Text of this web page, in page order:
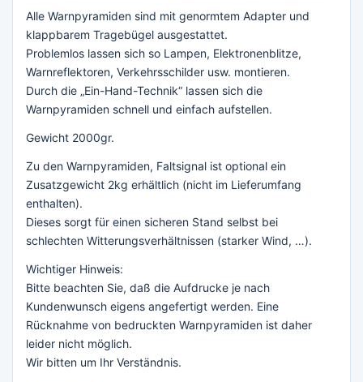
Alle Warnpyramiden sind mit genormtem Adapter und
klappbarem Tragebügel ausgestattet.
Problemlos lassen sich so Lampen, Elektronenblitze,
Warnreflektoren, Verkehrsschilder usw. montieren.
Durch die „Ein-Hand-Technik“ lassen sich die
Warnpyramiden schnell und einfach aufstellen.
Gewicht 2000gr.
Zu den Warnpyramiden, Faltsignal ist optional ein
Zusatzgewicht 2kg erhältlich (nicht im Lieferumfang
enthalten).
Dieses sorgt für einen sicheren Stand selbst bei
schlechten Witterungsverhältnissen (starker Wind, …).
Wichtiger Hinweis:
Bitte beachten Sie, daß die Aufdrucke je nach
Kundenwunsch eigens angefertigt werden. Eine
Rücknahme von bedruckten Warnpyramiden ist daher
leider nicht möglich.
Wir bitten um Ihr Verständnis.